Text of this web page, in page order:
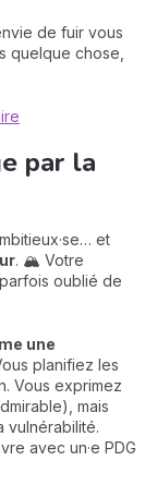
de fuir vous
quelque chose,
par la
et
. 🏔️ Votre
oublié de
une
planifiez les
Vous exprimez
mais
vulnérabilité.
avec un·e PDG